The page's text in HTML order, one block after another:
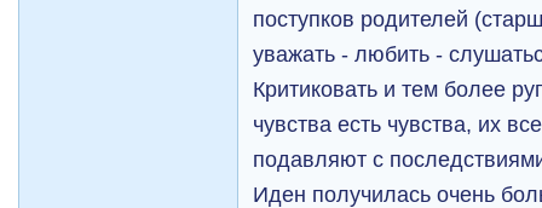
поступков родителей
уважать - любить -
Критиковать и тем более
чувства есть чувства, их
подавляют с
Иден получилась очень